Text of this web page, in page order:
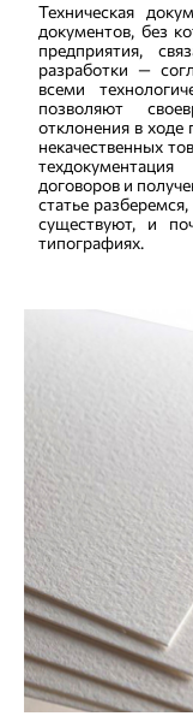
Техническая
документов, без
предприятия,
разработки —
всеми
позволяют
отклонения в ходе
некачественных
договоров и
статье
существуют, и
типографиях.